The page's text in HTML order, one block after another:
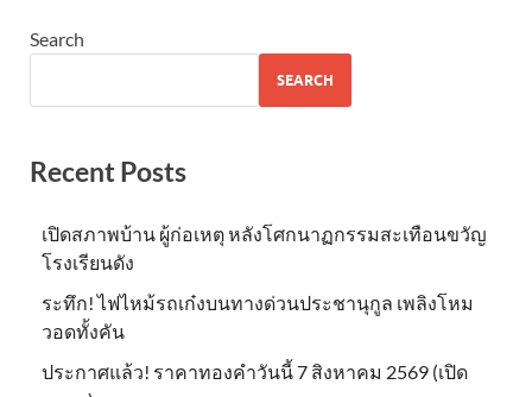
Search
SEARCH
Recent Posts
เปิดสภาพบ้าน ผู้ก่อเหตุ หลังโศกนาฏกรรมสะเทือนขวัญ
โรงเรียนดัง
ระทึก! ไฟไหม้รถเก๋งบนทางด่วนประชานุกูล เพลิงโหม
วอดทั้งคัน
ประกาศแล้ว! ราคาทองคำวันนี้ 7 สิงหาคม 2569 (เปิด